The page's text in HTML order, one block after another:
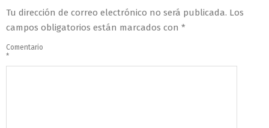
Tu dirección de correo electrónico no será publicada. Los
campos obligatorios están marcados con *
Comentario
*